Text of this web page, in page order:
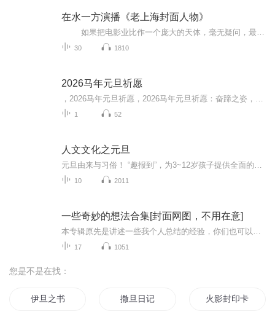
在水一方演播《老上海封面人物》
30 1810
2026马年元旦祈愿
1 52
人文文化之元旦
10 2011
一些奇妙的想法合集[封面网图，不用在意]
17 1051
您是不是在找：
伊旦之书 撒旦日记 火影封印卡